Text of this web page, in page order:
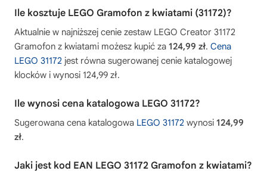
Ile kosztuje LEGO Gramofon z kwiatami (31172)?
Aktualnie w najniższej cenie zestaw LEGO Creator 31172
Gramofon z kwiatami możesz kupić za 124,99 zł. Cena
LEGO 31172 jest równa sugerowanej cenie katalogowej
klocków i wynosi 124,99 zł.
Ile wynosi cena katalogowa LEGO 31172?
Sugerowana cena katalogowa LEGO 31172 wynosi 124,99
zł.
Jaki jest kod EAN LEGO 31172 Gramofon z kwiatami?